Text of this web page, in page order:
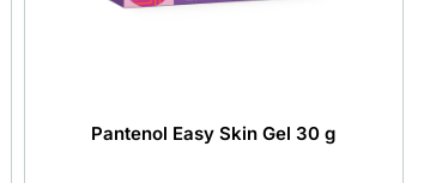
Pantenol Easy Skin Gel 30 g